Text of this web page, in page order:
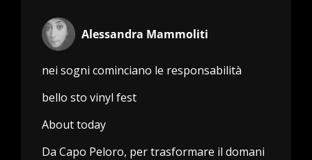
Alessandra Mammoliti
nei sogni cominciano le responsabilità
bello sto vinyl fest
About today
Da Capo Peloro, per trasformare il domani